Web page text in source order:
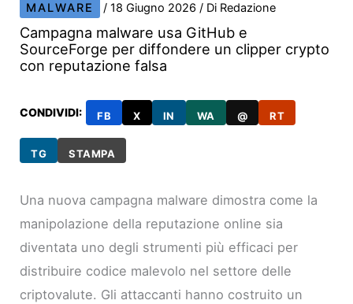
MALWARE /18 Giugno 2026/ Di Redazione
Campagna malware usa GitHub e
SourceForge per diffondere un clipper crypto
con reputazione falsa
CONDIVIDI: FB X IN WA @ RT
TG STAMPA
Una nuova campagna malware dimostra come la
manipolazione della reputazione online sia
diventata uno degli strumenti più efficaci per
distribuire codice malevolo nel settore delle
criptovalute. Gli attaccanti hanno costruito un